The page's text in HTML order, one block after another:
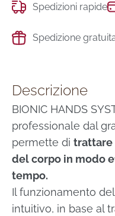
Spedizioni rapide
Spedizione
Descrizione
BIONIC HANDS
professionale dal
permette di trattare
del corpo in modo
tempo.
Il funzionamento
intuitivo, in base al